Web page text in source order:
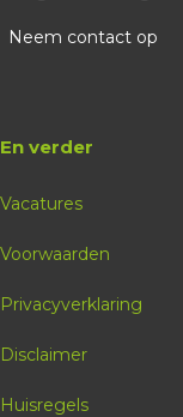
Neem contact op
En verder
Vacatures
Voorwaarden
Privacyverklaring
Disclaimer
Huisregels